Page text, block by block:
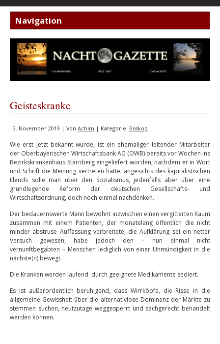
Geisteskranke
3. November 2019 | Von Achim | Kategorie: Boskop
Wie erst jetzt bekannt wurde, ist ein ehemaliger leitender Mitarbeiter
der Oberbayerischen Wirtschaftsbank AG (OWB) bereits vor Wochen ins
Bezirkskrankenhaus Starnberg eingeliefert worden, nachdem er in Wort
und Schrift die Meinung vertreten hatte, angesichts des kapitalistischen
Elends solle man über den Sozialismus, jedenfalls aber über eine
grundlegende Reform der deutschen Gesellschafts- und
Wirtschaftsordnung, doch noch einmal nachdenken.
Der bedauernswerte Mann bewohnt inzwischen einen vergitterten Raum
zusammen mit einem Patienten, der monatelang öffentlich die nicht
minder abstruse Auffassung verbreitete, die Aufklärung sei ein netter
Versuch gewesen, habe jedoch den – nun einmal nicht
vernunftbegabten – Menschen lediglich von einer Unmündigkeit in die
nächste(n) bewegt.
Die Kranken werden laufend durch geeignete Medikamente sediert.
Es ist außerordentlich beruhigend, dass Wirrköpfe, die Risse in die
allgemeine Gewissheit über die alternativlose Dominanz der Märkte zu
stemmen suchen, heutzutage weggesperrt und sachgerecht behandelt
werden können.